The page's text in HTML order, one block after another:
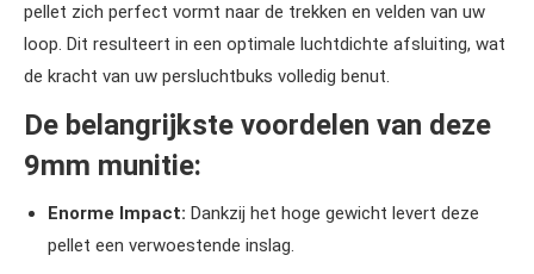
pellet zich perfect vormt naar de trekken en velden van uw
loop. Dit resulteert in een optimale luchtdichte afsluiting, wat
de kracht van uw persluchtbuks volledig benut.
De belangrijkste voordelen van deze
9mm munitie:
Enorme Impact: Dankzij het hoge gewicht levert deze
pellet een verwoestende inslag.